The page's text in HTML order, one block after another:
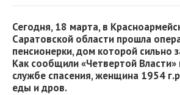
Сегодня, 18 марта, в
Саратовской области прошла
пенсионерки, дом которой сильно
Как сообщили «Четвертой Власти»
службе спасения, женщина 1954
еды и дров.